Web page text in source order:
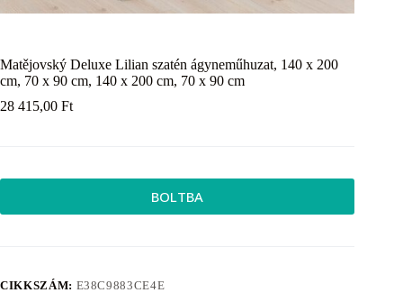
Matějovský Deluxe Lilian szatén ágyneműhuzat, 140 x 200
cm, 70 x 90 cm, 140 x 200 cm, 70 x 90 cm
28 415,00 Ft
BOLTBA
CIKKSZÁM: E38C9883CE4E